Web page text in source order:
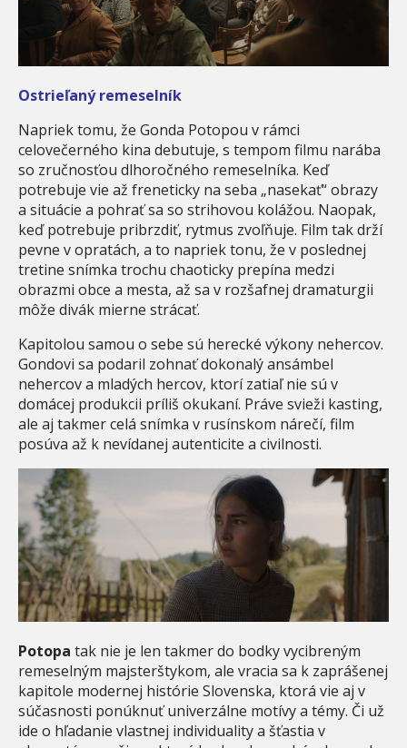
Ostrieľaný remeselník
Napriek tomu, že Gonda Potopou v rámci
celovečerného kina debutuje, s tempom filmu narába
so zručnosťou dlhoročného remeselníka. Keď
potrebuje vie až freneticky na seba „nasekať“ obrazy
a situácie a pohrať sa so strihovou kolážou. Naopak,
keď potrebuje pribrzdiť, rytmus zvoľňuje. Film tak drží
pevne v opratách, a to napriek tonu, že v poslednej
tretine snímka trochu chaoticky prepína medzi
obrazmi obce a mesta, až sa v rozšafnej dramaturgii
môže divák mierne strácať.
Kapitolou samou o sebe sú herecké výkony nehercov.
Gondovi sa podaril zohnať dokonalý ansámbel
nehercov a mladých hercov, ktorí zatiaľ nie sú v
domácej produkcii príliš okukaní. Práve svieži kasting,
ale aj takmer celá snímka v rusínskom nárečí, film
posúva až k nevídanej autenticite a civilnosti.
Potopa tak nie je len takmer do bodky vycibreným
remeselným majsterštykom, ale vracia sa k zaprášenej
kapitole modernej histórie Slovenska, ktorá vie aj v
súčasnosti ponúknuť univerzálne motívy a témy. Či už
ide o hľadanie vlastnej individuality a šťastia v